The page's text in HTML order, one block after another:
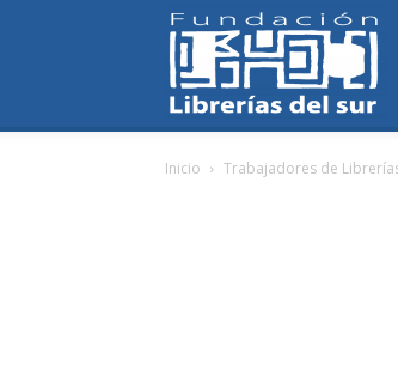
Inicio Trabajadores de